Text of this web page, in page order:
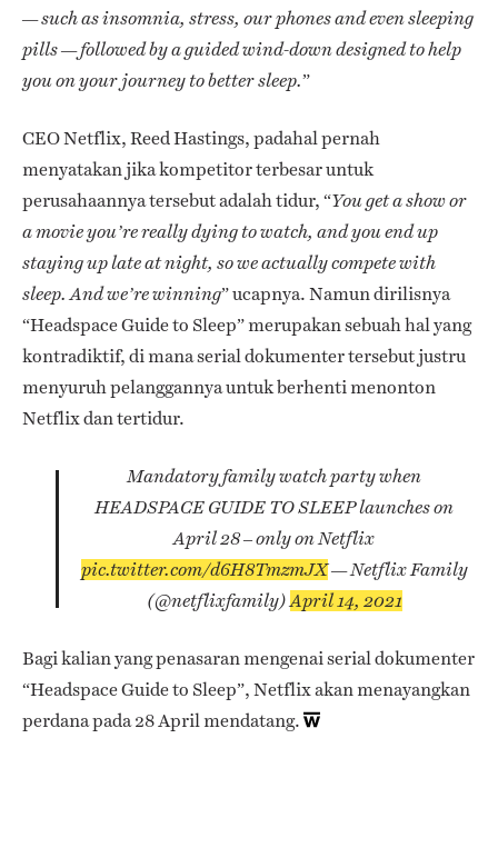
— such as insomnia, stress, our phones and even sleeping
pills — followed by a guided wind-down designed to help
you on your journey to better sleep.”
CEO Netflix, Reed Hastings, padahal pernah
menyatakan jika kompetitor terbesar untuk
perusahaannya tersebut adalah tidur, “You get a show or
a movie you’re really dying to watch, and you end up
staying up late at night, so we actually compete with
sleep. And we’re winning” ucapnya. Namun dirilisnya
“Headspace Guide to Sleep” merupakan sebuah hal yang
kontradiktif, di mana serial dokumenter tersebut justru
menyuruh pelanggannya untuk berhenti menonton
Netflix dan tertidur.
Mandatory family watch party when
HEADSPACE GUIDE TO SLEEP launches on
April 28 – only on Netflix
pic.twitter.com/d6H8TmzmJX— Netflix Family
(@netflixfamily)April 14, 2021
Bagi kalian yang penasaran mengenai serial dokumenter
“Headspace Guide to Sleep”, Netflix akan menayangkan
perdana pada 28 April mendatang.